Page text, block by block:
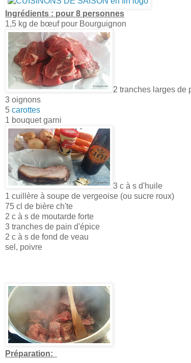
Ingrédients : pour 8 personnes
1,5 kg de bœuf pour Bourguignon
2 tranches larges de
3 oignons
5 carottes
1 bouquet garni
3 c à s d'huile
1 cuillère à soupe de vergeoise (ou sucre roux)
75 cl de bière ch'te
2 c à s de moutarde forte
3 tranches de pain d'épice
2 c à s de fond de veau
sel, poivre
Préparation: